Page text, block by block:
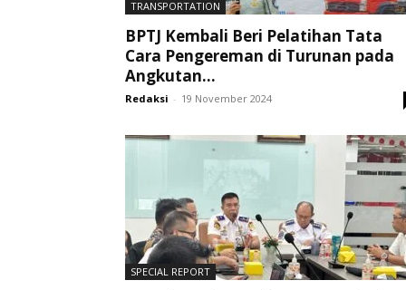
TRANSPORTATION
BPTJ Kembali Beri Pelatihan Tata
Cara Pengereman di Turunan pada
Angkutan...
Redaksi - 19 November 2024
SPECIAL REPORT